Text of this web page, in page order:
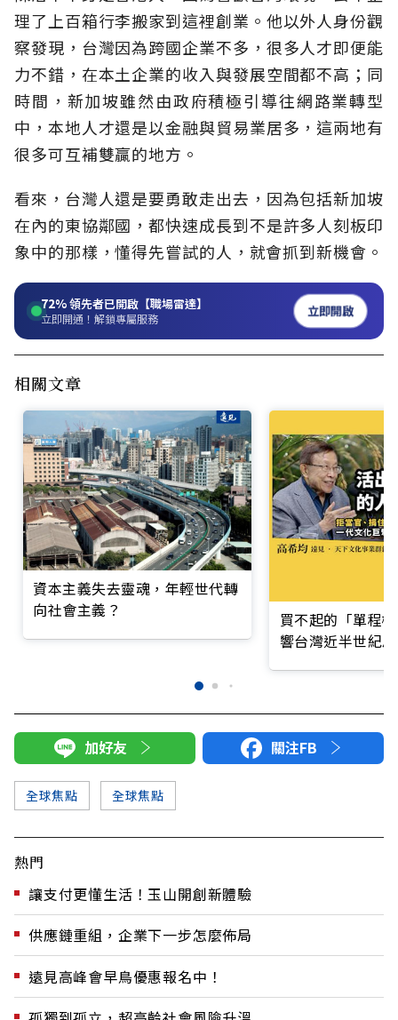
理了上百箱行李搬家到這裡創業。他以外人身份觀
察發現，台灣因為跨國企業不多，很多人才即便能
力不錯，在本土企業的收入與發展空間都不高；同
時間，新加坡雖然由政府積極引導往網路業轉型
中，本地人才還是以金融與貿易業居多，這兩地有
很多可互補雙贏的地方。
看來，台灣人還是要勇敢走出去，因為包括新加坡
在內的東協鄰國，都快速成長到不是許多人刻板印
象中的那樣，懂得先嘗試的人，就會抓到新機會。
72%領先者已開啟【職場雷達】
立即開通！解鎖專屬服務 立即開啟
相關文章
資本主義失去靈魂，年輕世代轉
向社會主義？
買不起的「單程
響台灣近半世紀
加好友 關注FB
全球焦點 全球焦點
熱門
讓支付更懂生活！玉山開創新體驗
供應鏈重組，企業下一步怎麼佈局
遠見高峰會早鳥優惠報名中！